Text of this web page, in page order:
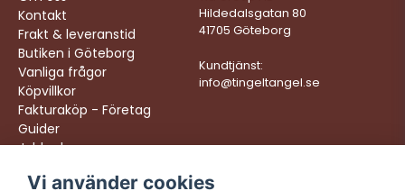
Kontakt
Frakt & leveranstid
Butiken i Göteborg
Vanliga frågor
Köpvillkor
Fakturaköp - Företag
Guider
Jobba hos oss
Hildedalsgatan 80
41705 Göteborg
Kundtjänst:
info@tingeltangel.se
Följ oss: Vi levererar:
Vi använder cookies